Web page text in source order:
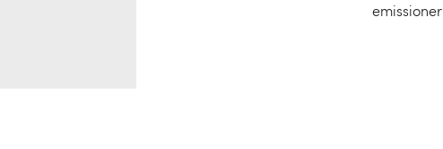
emissioner